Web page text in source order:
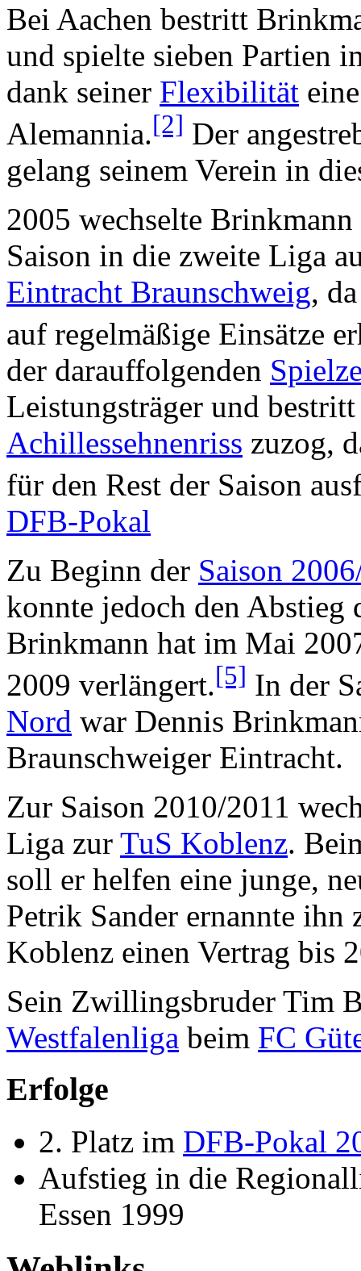
Bei Aachen bestritt
und spielte sieben Partien
dank seiner Flexibilität
Alemannia.[2] Der
gelang seinem Verein in
2005 wechselte
Saison in die zweite Liga
Eintracht Braunschweig,
auf regelmäßige Einsätze
der darauffolgenden
Leistungsträger und
Achillessehnenriss zuzog,
für den Rest der Saison
DFB-Pokal
Zu Beginn der Saison
konnte jedoch den
Brinkmann hat im Mai
2009 verlängert.[5] In der
Nord war Dennis
Braunschweiger Eintracht.
Zur Saison 2010/2011
Liga zur TuS Koblenz.
soll er helfen eine junge,
Petrik Sander ernannte
Koblenz einen Vertrag bis
Sein Zwillingsbruder Tim
Westfalenliga beim FC
Erfolge
2. Platz im DFB-Pokal
Aufstieg in die
Essen 1999